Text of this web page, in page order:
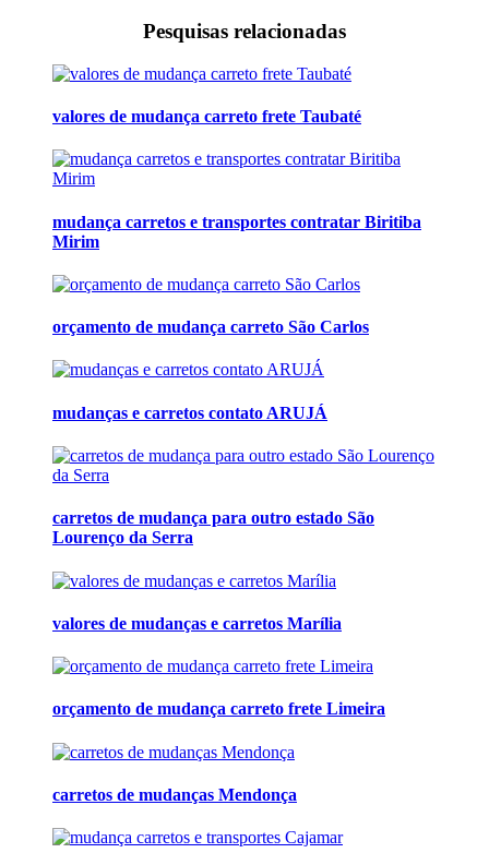
Pesquisas relacionadas
valores de mudança carreto frete Taubaté
mudança carretos e transportes contratar Biritiba
Mirim
orçamento de mudança carreto São Carlos
mudanças e carretos contato ARUJÁ
carretos de mudança para outro estado São
Lourenço da Serra
valores de mudanças e carretos Marília
orçamento de mudança carreto frete Limeira
carretos de mudanças Mendonça